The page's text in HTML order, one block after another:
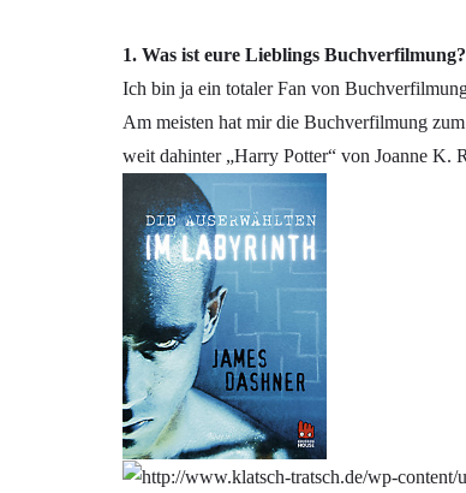
1. Was ist eure Lieblings Buchverfilmung?
Ich bin ja ein totaler Fan von
Am meisten hat mir die Buchverfilmung
weit dahinter „Harry Potter“ von Joanne K.